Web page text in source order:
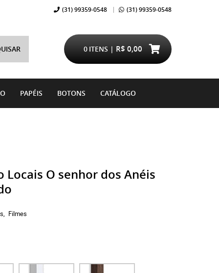
(31)99359-0548 (31)99359-0548
ITENS
0 R$ 0,00
PAPÉIS BOTONS CATÁLOGO
O senhor dos Anéis
Filmes